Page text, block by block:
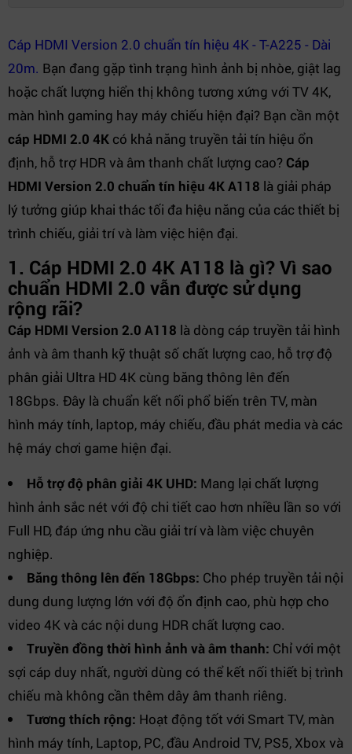
Cáp HDMI Version 2.0 chuẩn tín hiệu 4K - T-A225 - Dài
20m. Bạn đang gặp tình trạng hình ảnh bị nhòe, giật lag
hoặc chất lượng hiển thị không tương xứng với TV 4K,
màn hình gaming hay máy chiếu hiện đại? Bạn cần một
cáp HDMI 2.0 4K có khả năng truyền tải tín hiệu ổn
định, hỗ trợ HDR và âm thanh chất lượng cao? Cáp
HDMI Version 2.0 chuẩn tín hiệu 4K A118 là giải pháp
lý tưởng giúp khai thác tối đa hiệu năng của các thiết bị
trình chiếu, giải trí và làm việc hiện đại.
1. Cáp HDMI 2.0 4K A118 là gì? Vì sao
chuẩn HDMI 2.0 vẫn được sử dụng
rộng rãi?
Cáp HDMI Version 2.0 A118 là dòng cáp truyền tải hình
ảnh và âm thanh kỹ thuật số chất lượng cao, hỗ trợ độ
phân giải Ultra HD 4K cùng băng thông lên đến
18Gbps. Đây là chuẩn kết nối phổ biến trên TV, màn
hình máy tính, laptop, máy chiếu, đầu phát media và các
hệ máy chơi game hiện đại.
Hỗ trợ độ phân giải 4K UHD: Mang lại chất lượng
hình ảnh sắc nét với độ chi tiết cao hơn nhiều lần so với
Full HD, đáp ứng nhu cầu giải trí và làm việc chuyên
nghiệp.
Băng thông lên đến 18Gbps: Cho phép truyền tải nội
dung dung lượng lớn với độ ổn định cao, phù hợp cho
video 4K và các nội dung HDR chất lượng cao.
Truyền đồng thời hình ảnh và âm thanh: Chỉ với một
sợi cáp duy nhất, người dùng có thể kết nối thiết bị trình
chiếu mà không cần thêm dây âm thanh riêng.
Tương thích rộng: Hoạt động tốt với Smart TV, màn
hình máy tính, Laptop, PC, đầu Android TV, PS5, Xbox và